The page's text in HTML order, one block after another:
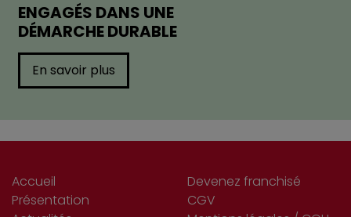
ENGAGÉS DANS UNE
DÉMARCHE DURABLE
En savoir plus
Accueil
Présentation
Devenez franchisé
CGV